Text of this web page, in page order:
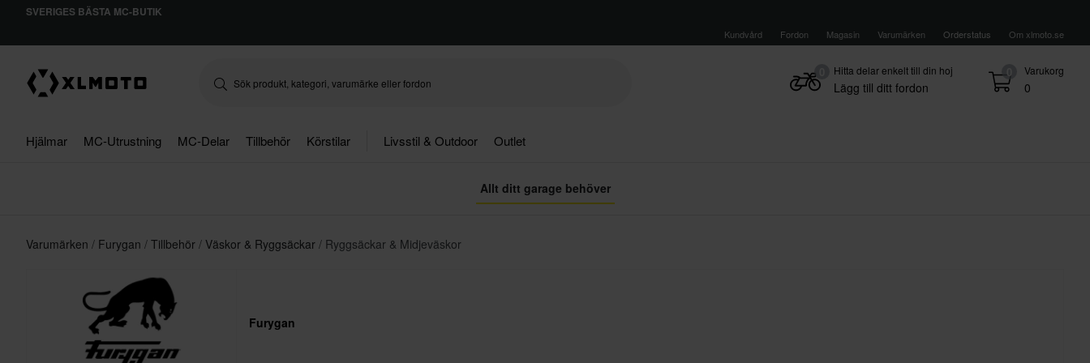
SVERIGES BÄSTA MC-BUTIK
Kundvård Fordon Magasin Varumärken Orderstatus Om xlmoto.se
0 Varukorg
0
Hitta delar enkelt till din hoj
Lägg till ditt fordon
Hjälmar MC-Utrustning MC-Delar Tillbehör Körstilar Livsstil & Outdoor Outlet
Allt ditt garage behöver
Varumärken Furygan Tillbehör Väskor & Ryggsäckar Ryggsäckar & Midjeväskor
Furygan